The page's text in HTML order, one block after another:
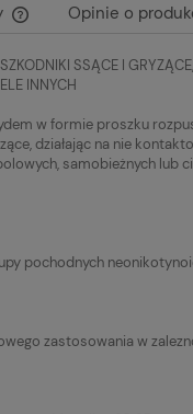
Cena nie zawiera
płatności
Opinie o
SSĄCE I
INNYCH
w formie proszku
działając na nie
samobieżnych lub
pochodnych
zastosowania w